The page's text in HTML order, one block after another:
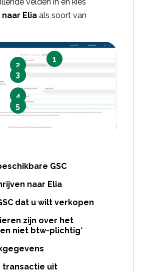
velden in en kies
Elia als soort van
1
2
3
4
5
GSC
naar Elia
dat u wilt verkopen
zijn over het
niet btw-plichtig*
transactie uit